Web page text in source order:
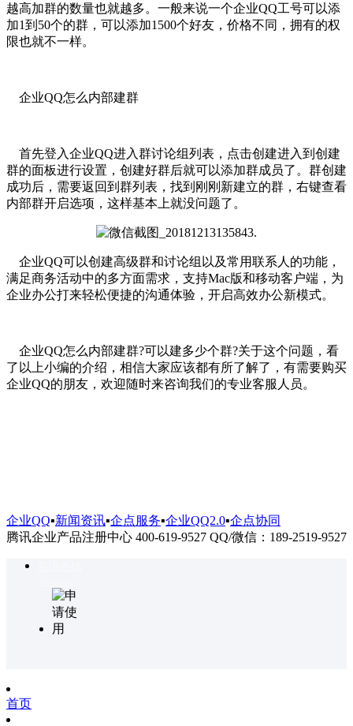
越高加群的数量也就越多。一般来说一个企业QQ工号可以添
加1到50个的群，可以添加1500个好友，价格不同，拥有的权
限也就不一样。
企业QQ怎么内部建群
首先登入企业QQ进入群讨论组列表，点击创建进入到创建
群的面板进行设置，创建好群后就可以添加群成员了。群创建
成功后，需要返回到群列表，找到刚刚新建立的群，右键查看
内部群开启选项，这样基本上就没问题了。
企业QQ可以创建高级群和讨论组以及常用联系人的功能，
满足商务活动中的多方面需求，支持Mac版和移动客户端，为
企业办公打来轻松便捷的沟通体验，开启高效办公新模式。
企业QQ怎么内部建群?可以建多少个群?关于这个问题，看
了以上小编的介绍，相信大家应该都有所了解了，有需要购买
企业QQ的朋友，欢迎随时来咨询我们的专业客服人员。
企业QQ▪新闻资讯▪企点服务▪企业QQ2.0▪企点协同
腾讯企业产品注册中心 400-619-9527 QQ/微信：189-2519-9527
首页